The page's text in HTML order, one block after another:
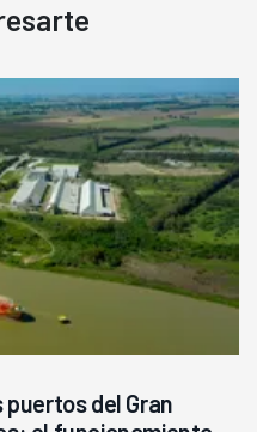
puertos del Gran